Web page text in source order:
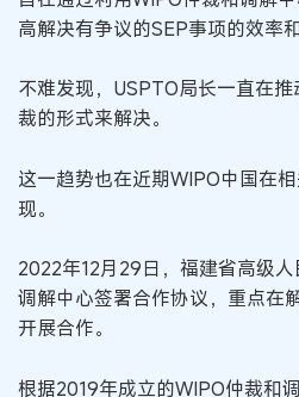
高解决有争议的SEP事项的效率
不难发现，USPTO局长一直在
裁的形式来解决。
这一趋势也在近期WIPO中国在
现。
2022年12月29日，福建省高级
调解中心签署合作协议，重点在
开展合作。
根据2019年成立的WIPO仲裁和